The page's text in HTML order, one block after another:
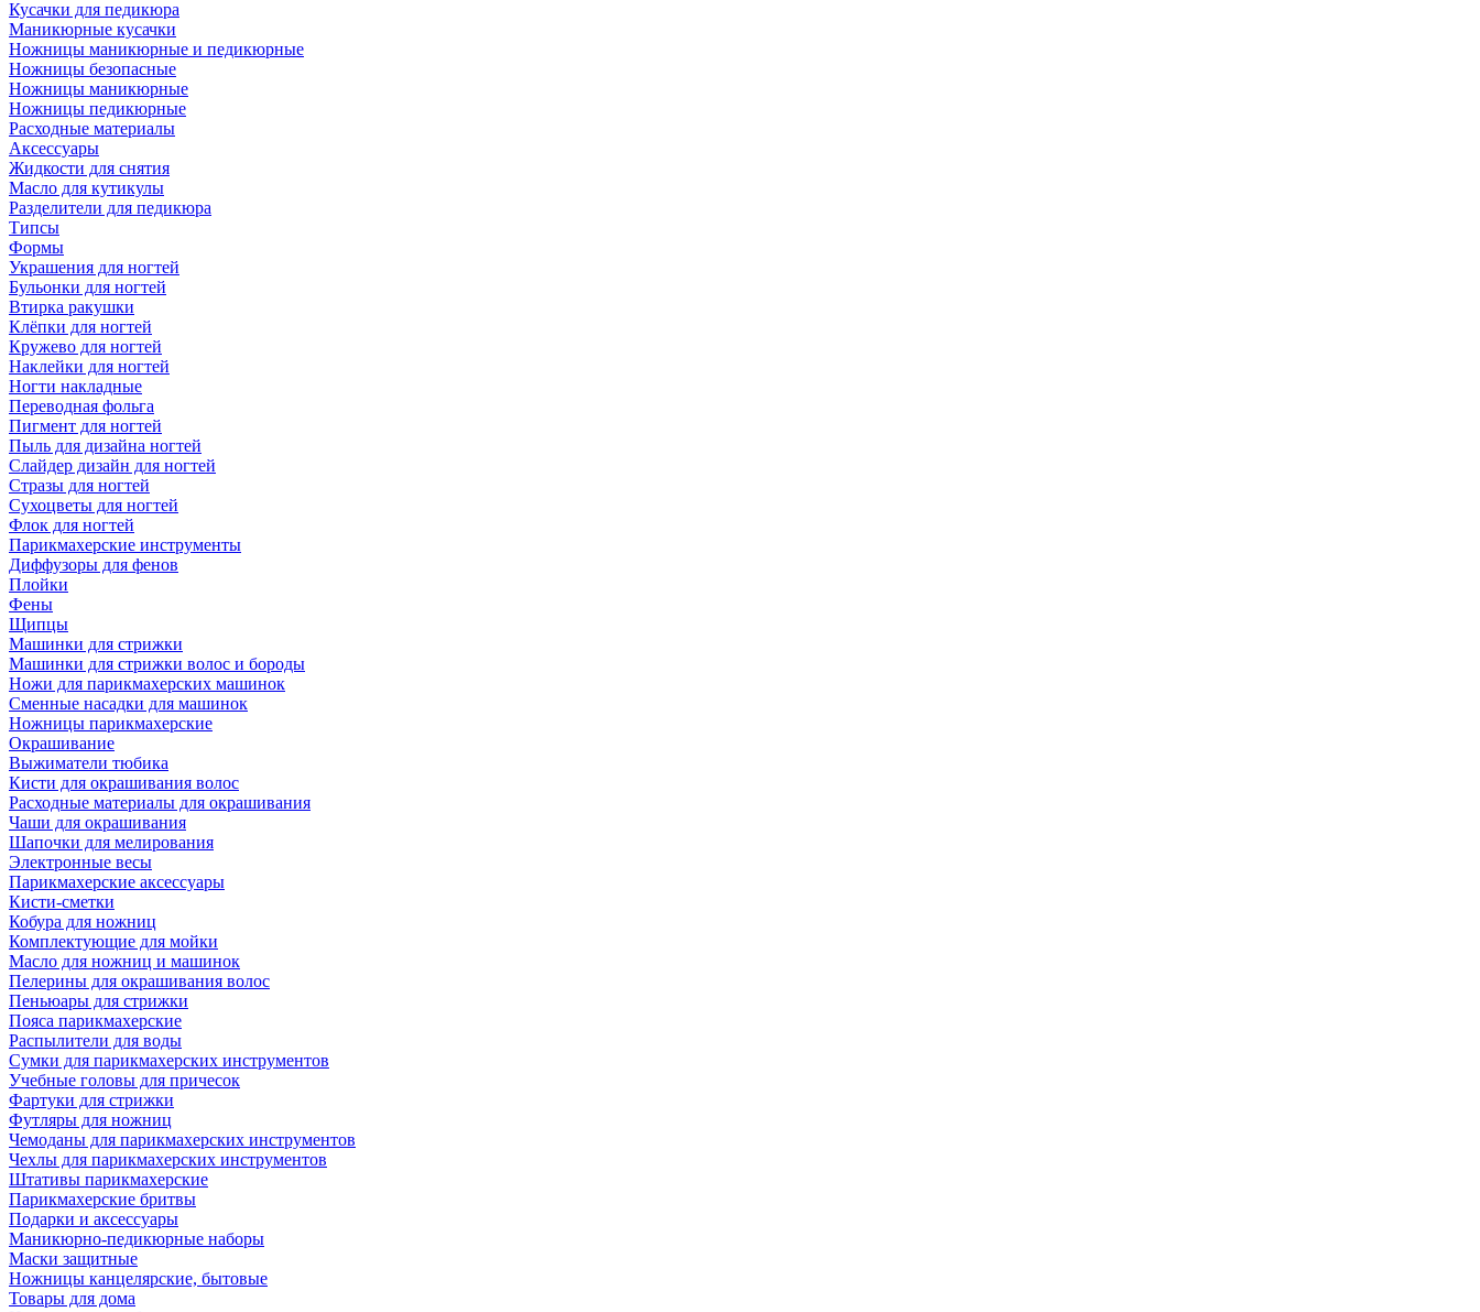
Кусачки для педикюра
Маникюрные кусачки
Ножницы маникюрные и педикюрные
Ножницы безопасные
Ножницы маникюрные
Ножницы педикюрные
Расходные материалы
Аксессуары
Жидкости для снятия
Масло для кутикулы
Разделители для педикюра
Типсы
Формы
Украшения для ногтей
Бульонки для ногтей
Втирка ракушки
Клёпки для ногтей
Кружево для ногтей
Наклейки для ногтей
Ногти накладные
Переводная фольга
Пигмент для ногтей
Пыль для дизайна ногтей
Слайдер дизайн для ногтей
Стразы для ногтей
Сухоцветы для ногтей
Флок для ногтей
Парикмахерские инструменты
Диффузоры для фенов
Плойки
Фены
Щипцы
Машинки для стрижки
Машинки для стрижки волос и бороды
Ножи для парикмахерских машинок
Сменные насадки для машинок
Ножницы парикмахерские
Окрашивание
Выжиматели тюбика
Кисти для окрашивания волос
Расходные материалы для окрашивания
Чаши для окрашивания
Шапочки для мелирования
Электронные весы
Парикмахерские аксессуары
Кисти-сметки
Кобура для ножниц
Комплектующие для мойки
Масло для ножниц и машинок
Пелерины для окрашивания волос
Пеньюары для стрижки
Пояса парикмахерские
Распылители для воды
Сумки для парикмахерских инструментов
Учебные головы для причесок
Фартуки для стрижки
Футляры для ножниц
Чемоданы для парикмахерских инструментов
Чехлы для парикмахерских инструментов
Штативы парикмахерские
Парикмахерские бритвы
Подарки и аксессуары
Маникюрно-педикюрные наборы
Маски защитные
Ножницы канцелярские, бытовые
Товары для дома